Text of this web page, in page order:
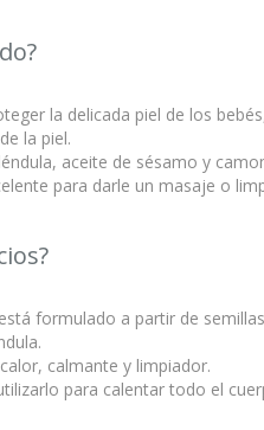
la delicada piel de los
la piel.
aceite de sésamo y
para darle un masaje o
formulado a partir de
calmante y limpiador.
para calentar todo el